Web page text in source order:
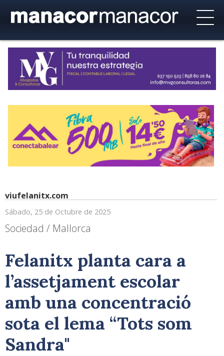
viufelanitx.com
Sábado, 25 de Octubre de 2025
Sociedad / Mallorca
Felanitx planta cara a
l’assetjament escolar
amb una concentració
sota el lema “Tots som
Sandra"